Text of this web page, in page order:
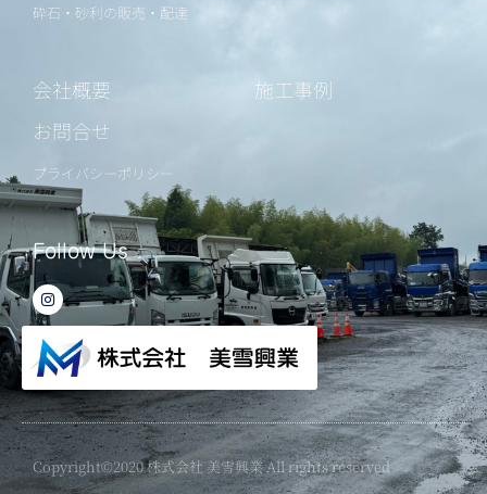
砕石・砂利の販売・配達
会社概要
施工事例
お問合せ
プライバシーポリシー
Follow Us
I
n
s
a
g
a
m
Copyright©2020 株式会社 美雪興業 All rights reserved